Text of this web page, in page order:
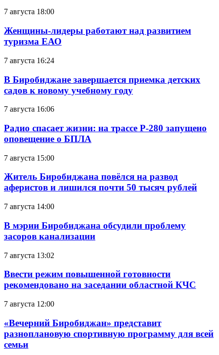
7 августа 18:00
Женщины-лидеры работают над развитием
туризма ЕАО
7 августа 16:24
В Биробиджане завершается приемка детских
садов к новому учебному году
7 августа 16:06
Радио спасает жизни: на трассе Р-280 запущено
оповещение о БПЛА
7 августа 15:00
Житель Биробиджана повёлся на развод
аферистов и лишился почти 50 тысяч рублей
7 августа 14:00
В мэрии Биробиджана обсудили проблему
засоров канализации
7 августа 13:02
Ввести режим повышенной готовности
рекомендовано на заседании областной КЧС
7 августа 12:00
«Вечерний Биробиджан» представит
разноплановую спортивную программу для всей
семьи